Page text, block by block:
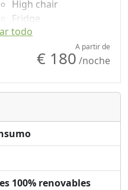
High chair
Fridge
Outdoor dining area
Champú sin plástico,
Garden
Sea view
Garden view
Panoramic view
todo
A partir de
€ 180 /noche
100% renovables